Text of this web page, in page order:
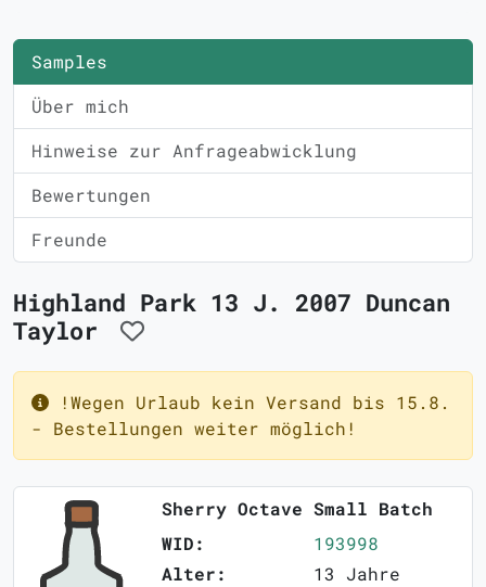
Samples
Über mich
Hinweise zur Anfrageabwicklung
Bewertungen
Freunde
Highland Park 13 J. 2007 Duncan
Taylor
!Wegen Urlaub kein Versand bis 15.8.
- Bestellungen weiter möglich!
Sherry Octave Small Batch
WID:
193998
Alter:
13 Jahre